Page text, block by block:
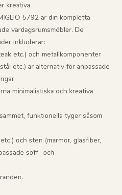
kreativa
5792 är din kompletta
vardagsrumsmöbler. De
inkluderar:
etc.) och metallkomponenter
etc.) är alternativ för anpassade
minimalistiska och kreativa
funktionella tyger såsom
och sten (marmor, glasfiber,
soff- och